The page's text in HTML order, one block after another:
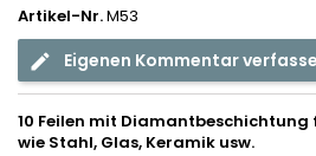
Artikel-Nr.M53
Eigenen Kommentar
10 Feilen mit
wie Stahl, Glas, Keramik usw.